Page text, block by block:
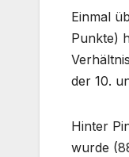
Einmal
Punkte)
der 10.
Hinter
wurde